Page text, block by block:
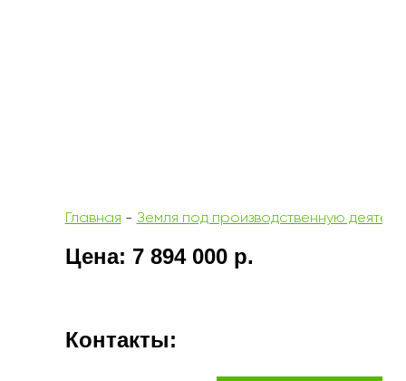
Главная - Земля под производственную
Цена: 7 894 000 р.
Контакты: